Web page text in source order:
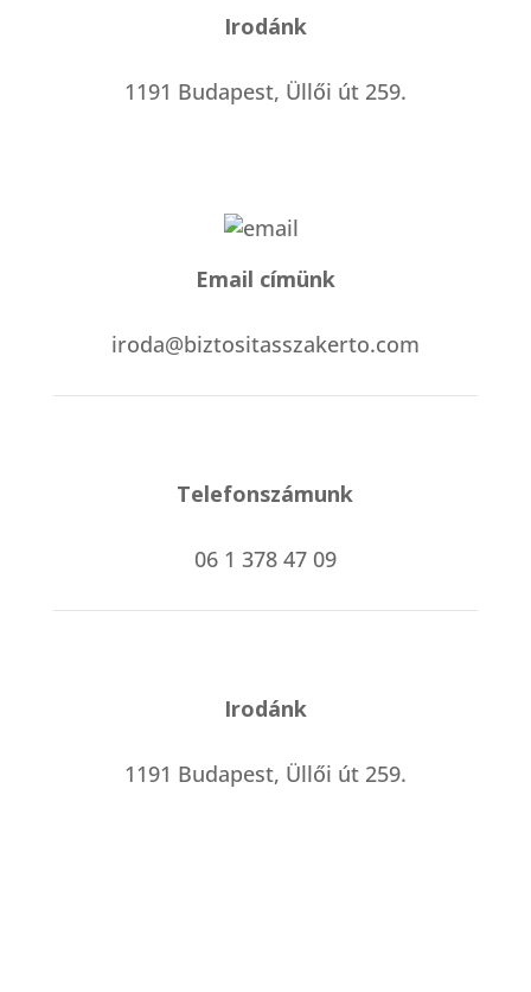
Irodánk
1191 Budapest, Üllői út 259.
Email címünk
iroda@biztositasszakerto.com
Telefonszámunk
06 1 378 47 09
Irodánk
1191 Budapest, Üllői út 259.